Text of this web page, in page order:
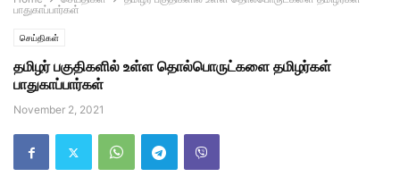
பாதுகாப்பார்கள்
செய்திகள்
தமிழர் பகுதிகளில் உள்ள தொல்பொருட்களை தமிழர்கள்
பாதுகாப்பார்கள்
November 2, 2021